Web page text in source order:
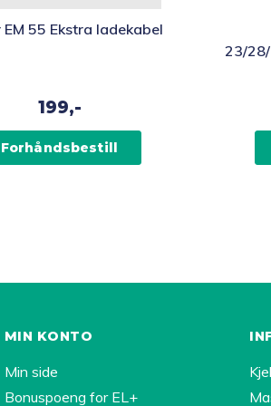
EM 55 Ekstra ladekabel
199,-
Forhåndsbestill
23/
MIN KONTO
Min side
Bonuspoeng for EL+